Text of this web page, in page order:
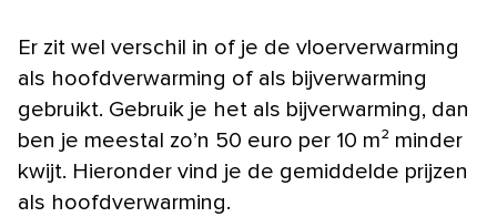
Er zit wel verschil in of je de vloerverwarming
als hoofdverwarming of als bijverwarming
gebruikt. Gebruik je het als bijverwarming, dan
ben je meestal zo’n 50 euro per 10 m² minder
kwijt. Hieronder vind je de gemiddelde prijzen
als hoofdverwarming.